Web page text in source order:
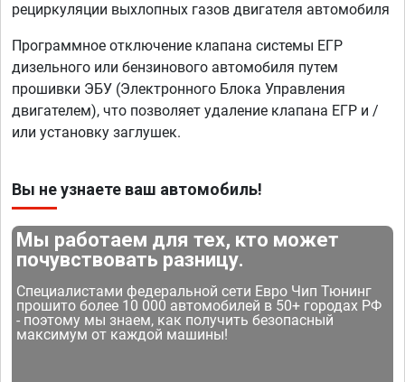
рециркуляции выхлопных газов двигателя автомобиля
Программное отключение клапана системы ЕГР
дизельного или бензинового автомобиля путем
прошивки ЭБУ (Электронного Блока Управления
двигателем), что позволяет удаление клапана ЕГР и /
или установку заглушек.
Вы не узнаете ваш автомобиль!
Мы работаем для тех, кто может
почувствовать разницу.
Специалистами федеральной сети Евро Чип Тюнинг
прошито более 10 000 автомобилей в 50+ городах РФ
- поэтому мы знаем, как получить безопасный
максимум от каждой машины!